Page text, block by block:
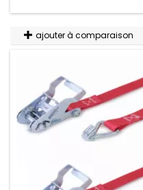
ajouter à comparaison